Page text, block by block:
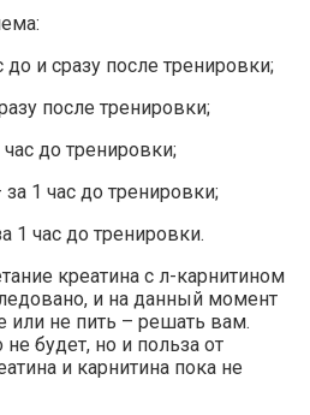
до и сразу после тренировки;
после тренировки;
до тренировки;
1 час до тренировки;
1 час до тренировки.
креатина с л-карнитином
и на данный момент
или не пить – решать вам.
не будет, но и польза от
и карнитина пока не